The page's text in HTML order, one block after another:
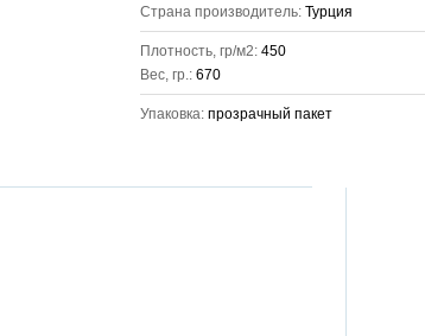
Страна производитель: Турция
Плотность, гр/м2: 450
Вес, гр.: 670
Упаковка: прозрачный пакет